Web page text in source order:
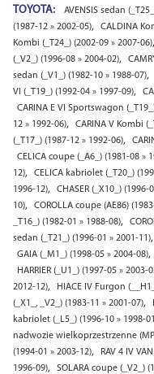
TOYOTA: AVENSIS sedan
(1987-12 » 2002-05), CALDINA
Kombi (_T24_) (2002-09 » 2007-06),
(_V2_) (1996-08 » 2004-02),
sedan (_V1_) (1982-10 » 1988-07),
VI (_T19_) (1992-04 » 1997-09),
CARINA E VI Sportswagon
12 » 1992-06), CARINA V Kombi
(_T17_) (1987-12 » 1992-06),
CELICA coupe (_A6_) (1981-08 »
12), CELICA kabriolet (_T20_)
1996-12), CHASER (_X10_) (1996-
10), COROLLA coupe (AE86)
_T16_) (1982-01 » 1988-08),
sedan (_T21_) (1996-01 » 2001-11),
GAIA (_M1_) (1998-05 » 2004-08),
HARRIER (_U1_) (1997-05 » 2003-
2012-12), HIACE IV Furgon
(_X1_, _V2_) (1983-11 » 2001-07),
kabriolet (_L5_) (1996-10 » 1998-
nadwozie wielkoprzestrzenne
(1994-01 » 2003-12), RAV 4 IV
1996-09), SOLARA coupe (_V2_)